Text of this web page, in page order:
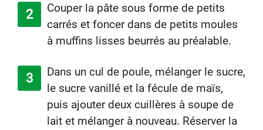
Couper la pâte sous forme de petits
carrés et foncer dans de petits moules
à muffins lisses beurrés au préalable.
Dans un cul de poule, mélanger le sucre,
le sucre vanillé et la fécule de maïs,
puis ajouter deux cuillères à soupe de
lait et mélanger à nouveau. Réserver la